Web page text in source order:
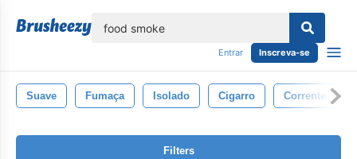
Entrar Inscreva-se
Suave Fumaça Isolado Cigarro Corrente
Filters